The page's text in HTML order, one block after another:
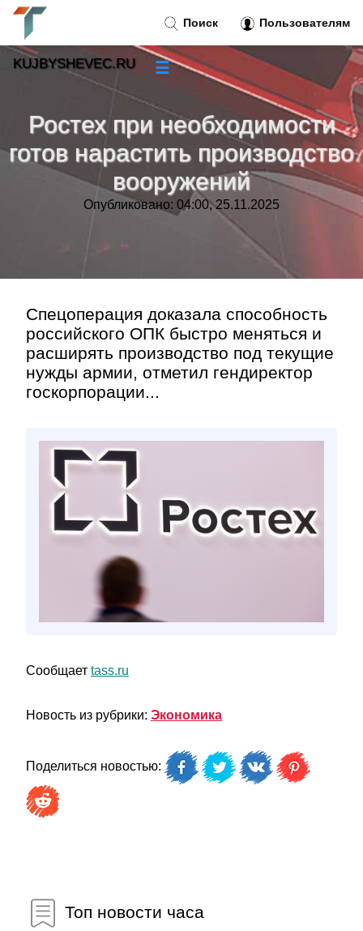
Ростех при необходимости
готов нарастить производство
вооружений
Опубликовано: 04:00, 25.11.2025
Спецоперация доказала способность
российского ОПК быстро меняться и
расширять производство под текущие
нужды армии, отметил гендиректор
госкорпорации...
Сообщает tass.ru
Новость из рубрики: Экономика
Поделиться новостью:
Топ новости часа
Поиск Пользователям
KUJBYSHEVEC.RU ☰
Новости»
Тренды новостей»
Рубрики»
Контакт»